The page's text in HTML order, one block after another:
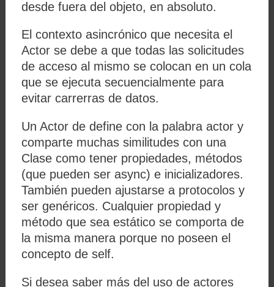
desde fuera del objeto, en absoluto.
El contexto asincrónico que necesita el
Actor se debe a que todas las solicitudes
de acceso al mismo se colocan en un cola
que se ejecuta secuencialmente para
evitar carrerras de datos.
Un Actor de define con la palabra actor y
comparte muchas similitudes con una
Clase como tener propiedades, métodos
(que pueden ser async) e inicializadores.
También pueden ajustarse a protocolos y
ser genéricos. Cualquier propiedad y
método que sea estático se comporta de
la misma manera porque no poseen el
concepto de self.
Si desea saber más del uso de actores